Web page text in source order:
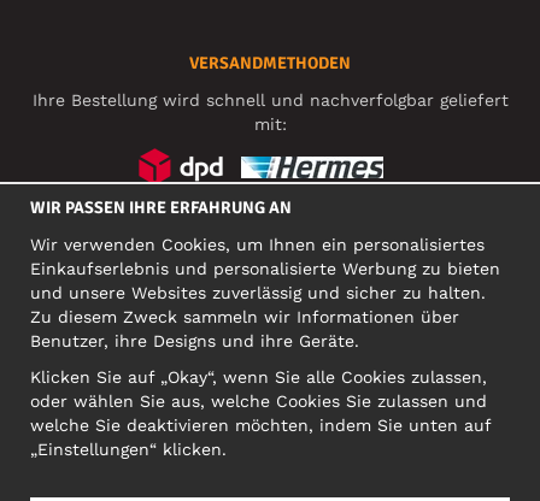
VERSANDMETHODEN
Ihre Bestellung wird schnell und nachverfolgbar geliefert
mit:
FIRMA
Narva mnt 5, EE-10117 Tallinn
Org: 12356245, VAT: EE101578318
ACHTUNG! Produktrücksendungen nicht an diese Adresse
WIR PASSEN IHRE ERFAHRUNG AN
Wir verwenden Cookies, um Ihnen ein personalisiertes
Einkaufserlebnis und personalisierte Werbung zu bieten
und unsere Websites zuverlässig und sicher zu halten.
Zu diesem Zweck sammeln wir Informationen über
Benutzer, ihre Designs und ihre Geräte.
Klicken Sie auf „Okay“, wenn Sie alle Cookies zulassen,
oder wählen Sie aus, welche Cookies Sie zulassen und
welche Sie deaktivieren möchten, indem Sie unten auf
„Einstellungen“ klicken.